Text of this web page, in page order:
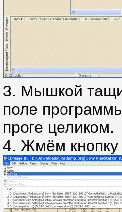
3. Мышкой
поле
проге целиком.
4. Жмём